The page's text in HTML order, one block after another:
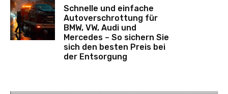
Schnelle und einfache
Autoverschrottung für
BMW, VW, Audi und
Mercedes – So sichern Sie
sich den besten Preis bei
der Entsorgung